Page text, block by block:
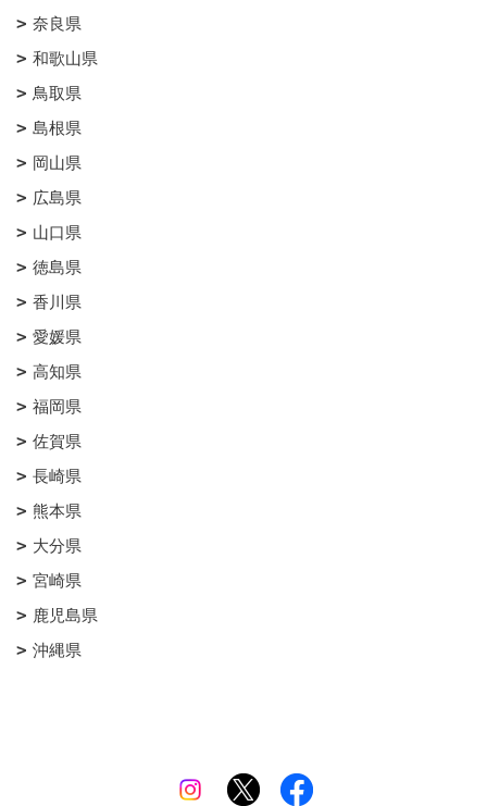
奈良県
和歌山県
鳥取県
島根県
岡山県
広島県
山口県
徳島県
香川県
愛媛県
高知県
福岡県
佐賀県
長崎県
熊本県
大分県
宮崎県
鹿児島県
沖縄県